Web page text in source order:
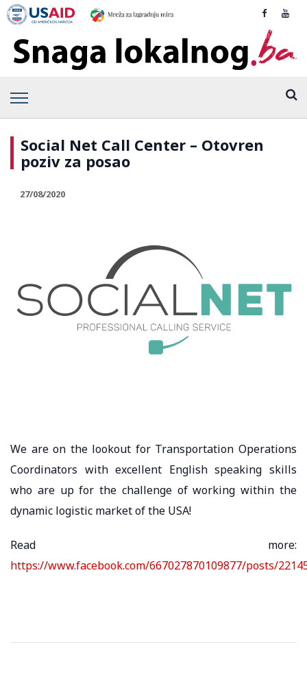
Social Net Call Center – Otovren
poziv za posao
27/08/2020
We are on the lookout for Transportation Operations
Coordinators with excellent English speaking skills
who are up for the challenge of working within the
dynamic logistic market of the USA!
Read more:
https://www.facebook.com/667027870109877/posts/